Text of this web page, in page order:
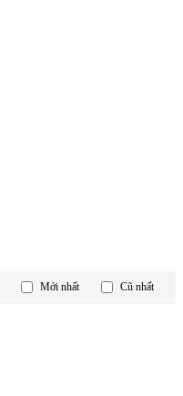
Mới nhất Cũ nhất